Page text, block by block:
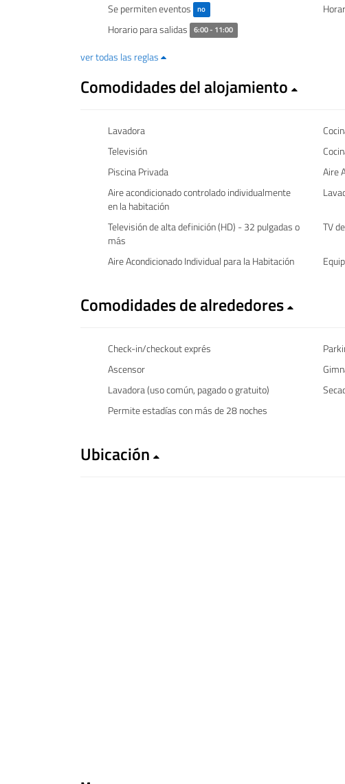
Se permiten eventos no
Horario para salidas 6:00 - 11:00
ver todas las reglas
Comodidades del alojamiento
Lavadora
Televisión
Piscina Privada
Aire
Aire acondicionado controlado individualmente
en la habitación
Televisión de alta definición (HD) - 32 pulgadas o
más
TV
Aire Acondicionado Individual para la Habitación
Comodidades de alrededores
Check-in/checkout exprés
Ascensor
Lavadora (uso común, pagado o gratuito)
Permite estadías con más de 28 noches
Ubicación